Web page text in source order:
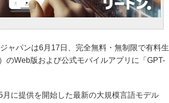
ャパンは6月17日、完全無料・無制限で有料生
のWeb版および公式モバイルアプリに「GPT-
に提供を開始した最新の大規模言語モデル